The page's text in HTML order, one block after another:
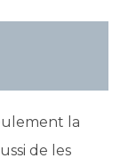
la
de les